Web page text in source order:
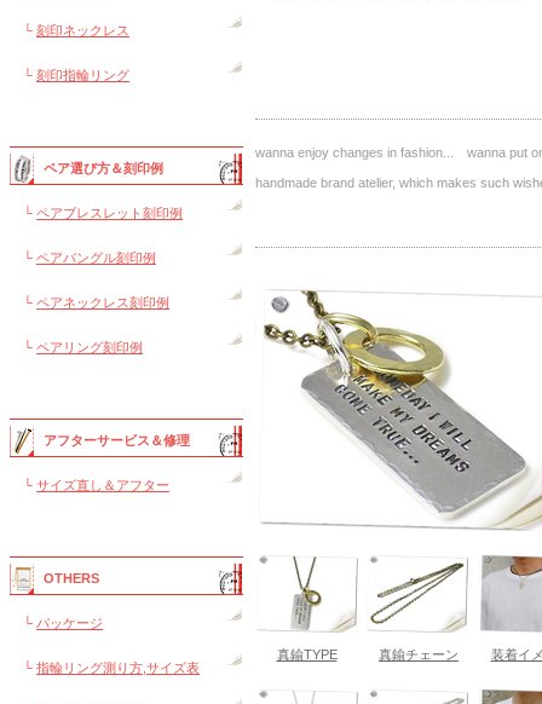
└ 刻印ネックレス
└ 刻印指輪リング
ペア選び方＆刻印例
└ ペアブレスレット刻印例
└ ペアバングル刻印例
└ ペアネックレス刻印例
└ ペアリング刻印例
アフターサービス＆修理
└ サイズ直し＆アフター
OTHERS
└ パッケージ
└ 指輪リング測り方,サイズ表
wanna enjoy changes in fashion... wanna put
handmade brand atelier, which makes such
真鍮TYPE 真鍮チェーン 装着イ